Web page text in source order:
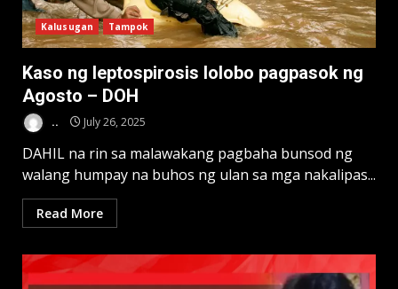
Kalusugan Tampok
Kaso ng leptospirosis lolobo pagpasok ng
Agosto – DOH
.. July 26, 2025
DAHIL na rin sa malawakang pagbaha bunsod ng
walang humpay na buhos ng ulan sa mga nakalipas...
Read More